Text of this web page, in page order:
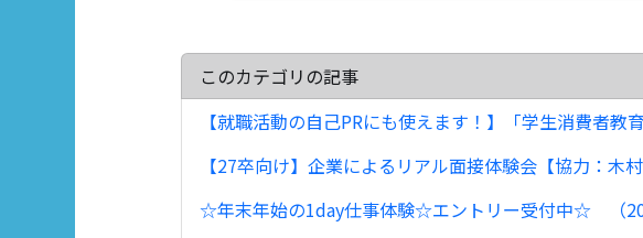
このカテゴリの記事
【就職活動の自己PRにも使えます！】「学生消費者
【27卒向け】企業によるリアル面接体験会【協力：木
☆年末年始の1day仕事体験☆エントリー受付中☆ （